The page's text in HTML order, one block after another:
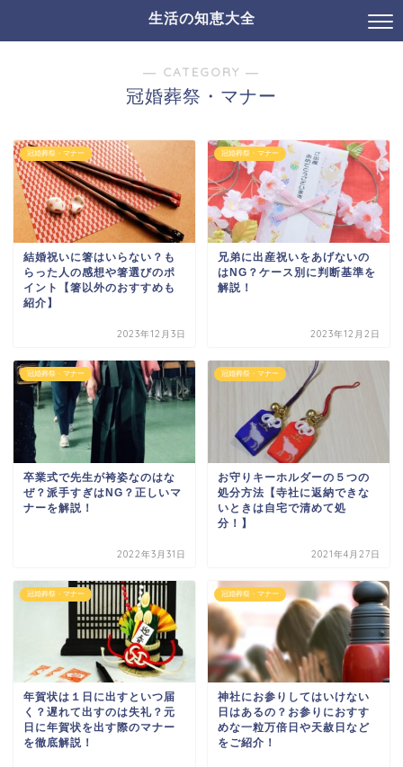
生活の知恵大全
― CATEGORY ―
冠婚葬祭・マナー
冠婚葬祭・マナー
結婚祝いに箸はいらない？も
らった人の感想や箸選びのポ
イント【箸以外のおすすめも
紹介】
2023年12月3日
冠婚葬祭・マナー
兄弟に出産祝いをあげないの
はNG？ケース別に判断基準を
解説！
2023年12月2日
冠婚葬祭・マナー
卒業式で先生が袴姿なのはな
ぜ？派手すぎはNG？正しいマ
ナーを解説！
2022年3月31日
冠婚葬祭・マナー
お守りキーホルダーの５つの
処分方法【寺社に返納できな
いときは自宅で清めて処
分！】
2021年4月27日
冠婚葬祭・マナー
年賀状は１日に出すといつ届
く？遅れて出すのは失礼？元
日に年賀状を出す際のマナー
を徹底解説！
冠婚葬祭・マナー
神社にお参りしてはいけない
日はあるの？お参りにおすす
めな一粒万倍日や天赦日など
をご紹介！